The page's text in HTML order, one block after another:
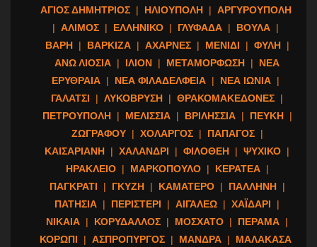
ΑΓΙΟΣ ΔΗΜΗΤΡΙΟΣ | ΗΛΙΟΥΠΟΛΗ | ΑΡΓΥΡΟΥΠΟΛΗ
| ΑΛΙΜΟΣ | ΕΛΛΗΝΙΚΟ | ΓΛΥΦΑΔΑ | ΒΟΥΛΑ |
ΒΑΡΗ | ΒΑΡΚΙΖΑ | ΑΧΑΡΝΕΣ | ΜΕΝΙΔΙ | ΦΥΛΗ |
ΑΝΩ ΛΙΟΣΙΑ | ΙΛΙΟΝ | ΜΕΤΑΜΟΡΦΩΣΗ |
ΝΕΑ
ΕΡΥΘΡΑΙΑ | ΝΕΑ ΦΙΛΑΔΕΛΦΕΙΑ | ΝΕΑ ΙΩΝΙΑ |
ΓΑΛΑΤΣΙ
| ΛΥΚΟΒΡΥΣΗ | ΘΡΑΚΟΜΑΚΕΔΟΝΕΣ |
ΠΕΤΡΟΥΠΟΛΗ | ΜΕΛΙΣΣΙΑ | ΒΡΙΛΗΣΣΙΑ | ΠΕΥΚΗ |
ΖΩΓΡΑΦΟΥ | ΧΟΛΑΡΓΟΣ | ΠΑΠΑΓΟΣ |
ΚΑΙΣΑΡΙΑΝΗ | ΧΑΛΑΝΔΡΙ | ΦΙΛΟΘΕΗ | ΨΥΧΙΚΟ |
ΗΡΑΚΛΕΙΟ | ΜΑΡΚΟΠΟΥΛΟ | ΚΕΡΑΤΕΑ |
ΠΑΓΚΡΑΤΙ
| ΓΚΥΖΗ | ΚΑΜΑΤΕΡΟ | ΠΑΛΛΗΝΗ |
ΠΑΤΗΣΙΑ | ΠΕΡΙΣΤΕΡΙ | ΑΙΓΑΛΕΩ | ΧΑΪΔΑΡΙ
|
ΝΙΚΑΙΑ | ΚΟΡΥΔΑΛΛΟΣ | ΜΟΣΧΑΤΟ | ΠΕΡΑΜΑ |
ΚΟΡΩΠΙ
| ΑΣΠΡΟΠΥΡΓΟΣ | ΜΑΝΔΡΑ | ΜΑΛΑΚΑΣΑ